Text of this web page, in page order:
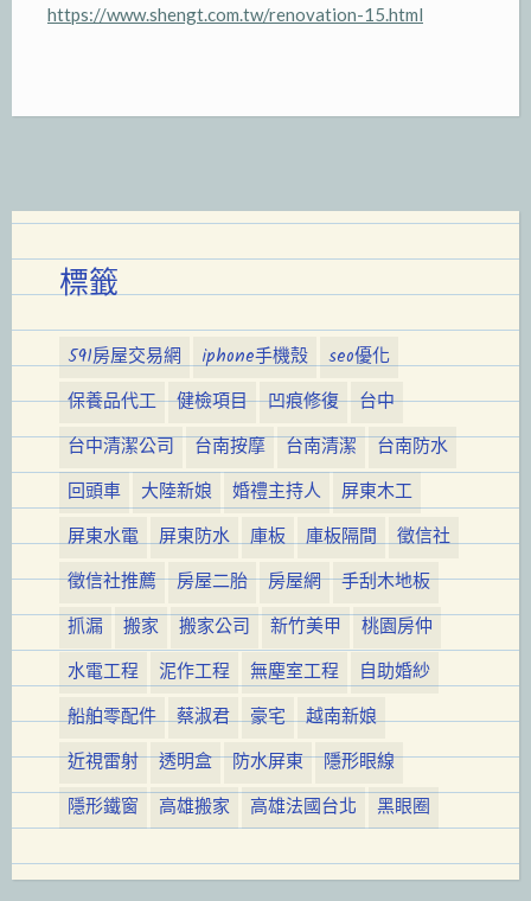
https://www.shengt.com.tw/renovation-15.html
標籤
591房屋交易網 iphone手機殼
seo優化
保養品代工
健檢項目 凹痕修復
台中
台中清潔公司
台南按摩 台南清潔
台南防水
回頭車
大陸新娘 婚禮主持人
屏東木工
屏東水電
屏東防水 庫板 庫板隔間
徵信社
徵信社推薦
房屋二胎 房屋網
手刮木地板
抓漏
搬家 搬家公司 新竹美甲
桃園房仲
水電工程
泥作工程 無塵室工程
自助婚紗
船舶零配件
蔡淑君 豪宅
越南新娘
近視雷射
透明盒 防水屏東
隱形眼線
隱形鐵窗
高雄搬家 高雄法國台北 黑眼圈